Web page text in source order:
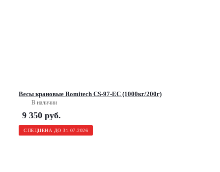
Весы крановые Romitech CS-97-EC (1000кг/200г)
В наличии
9 350 руб.
СПЕЦЦЕНА ДО 31.07.2026